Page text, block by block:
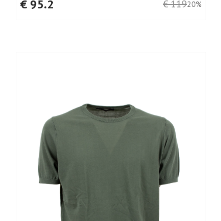
€ 95.2 € 11920%